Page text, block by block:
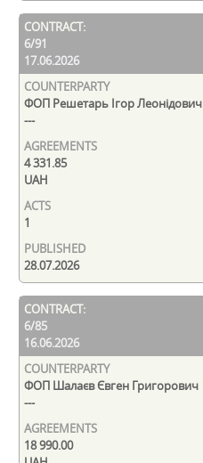
6/91
17.06.2026
ФОП Решетарь Ігор Леонідович
---
4 331.85
UAH
1
28.07.2026
6/85
16.06.2026
ФОП Шалаєв Євген Григорович
---
18 990.00